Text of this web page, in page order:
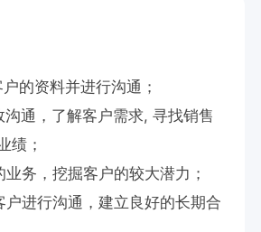
的资料并进行沟通；
通，了解客户需求, 寻找销售
绩；
务，挖掘客户的较大潜力；
进行沟通，建立良好的长期合